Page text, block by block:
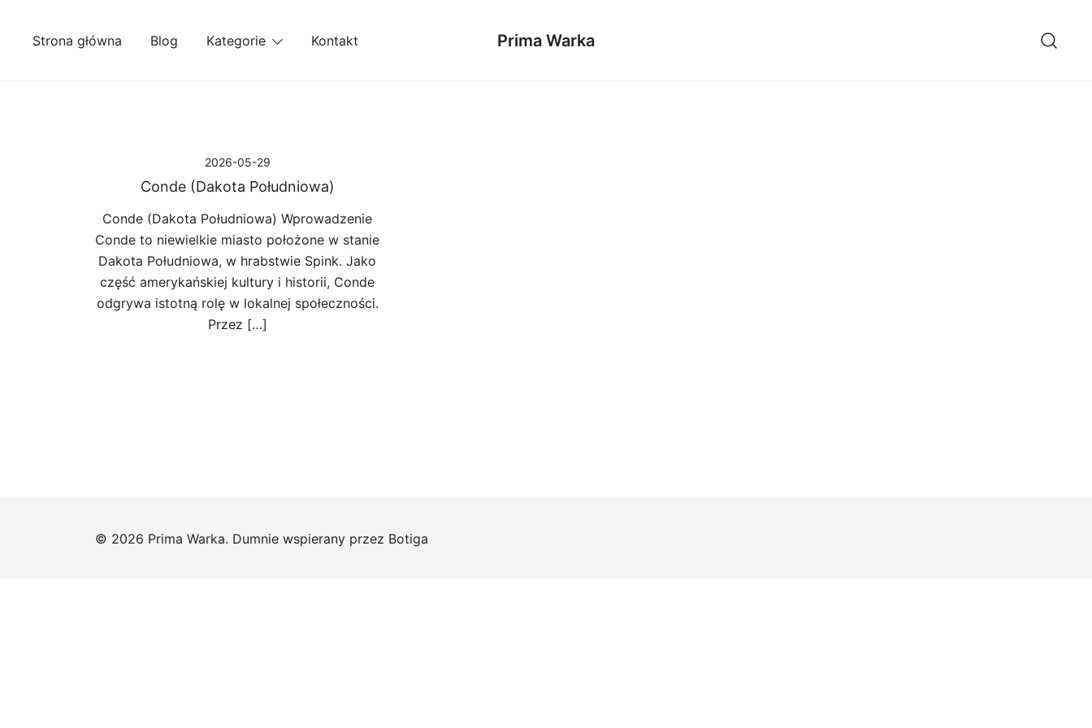
Strona główna Blog Kategorie Kontakt Prima Warka
2026-05-29
Conde (Dakota Południowa)
Conde (Dakota Południowa) Wprowadzenie
Conde to niewielkie miasto położone w stanie
Dakota Południowa, w hrabstwie Spink. Jako
część amerykańskiej kultury i historii, Conde
odgrywa istotną rolę w lokalnej społeczności.
Przez […]
© 2026 Prima Warka. Dumnie wspierany przez Botiga